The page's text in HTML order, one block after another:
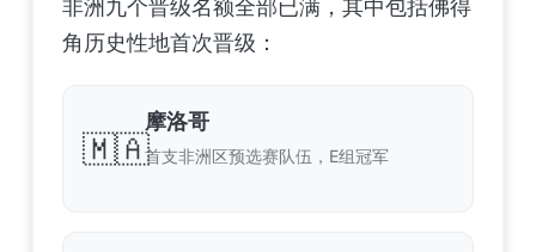
非洲九个晋级名额全部已满，其中包括佛得
角历史性地首次晋级：
🇲🇦
摩洛哥
首支非洲区预选赛队伍，E组冠军